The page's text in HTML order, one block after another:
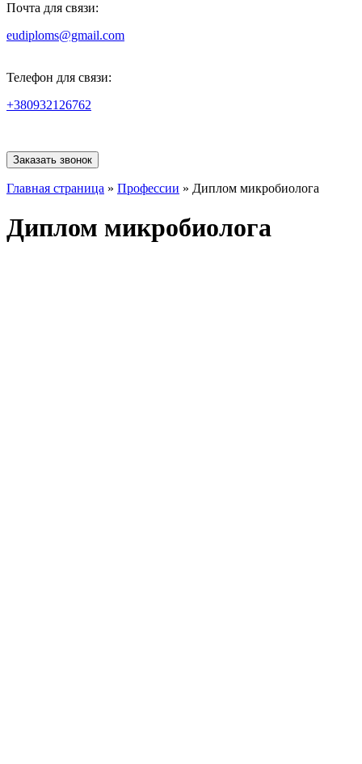
Почта для связи:
eudiploms@gmail.com
Телефон для связи:
+380932126762
Заказать звонок
Главная страница » Профессии » Диплом микробиолога
Диплом микробиолога